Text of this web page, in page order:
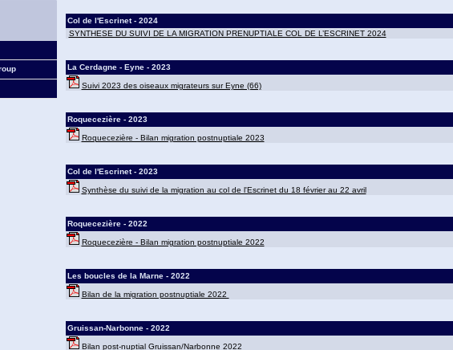
Col de l'Escrinet - 2024
SYNTHESE DU SUIVI DE LA MIGRATION PRENUPTIALE COL DE L’ESCRINET 2024
La Cerdagne - Eyne - 2023
Suivi 2023 des oiseaux migrateurs sur Eyne (66)
Roquecezière - 2023
Roquecezière - Bilan migration postnuptiale 2023
Col de l'Escrinet - 2023
Synthèse du suivi de la migration au col de l'Escrinet du 18 février au 22 avril
Roquecezière - 2022
Roquecezière - Bilan migration postnuptiale 2022
Les boucles de la Marne - 2022
Bilan de la migration postnuptiale 2022
Gruissan-Narbonne - 2022
Bilan post-nuptial Gruissan/Narbonne 2022